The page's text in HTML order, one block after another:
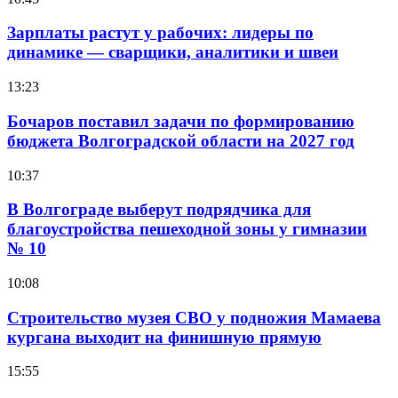
Зарплаты растут у рабочих: лидеры по
динамике — сварщики, аналитики и швеи
13:23
Бочаров поставил задачи по формированию
бюджета Волгоградской области на 2027 год
10:37
В Волгограде выберут подрядчика для
благоустройства пешеходной зоны у гимназии
№ 10
10:08
Строительство музея СВО у подножия Мамаева
кургана выходит на финишную прямую
15:55